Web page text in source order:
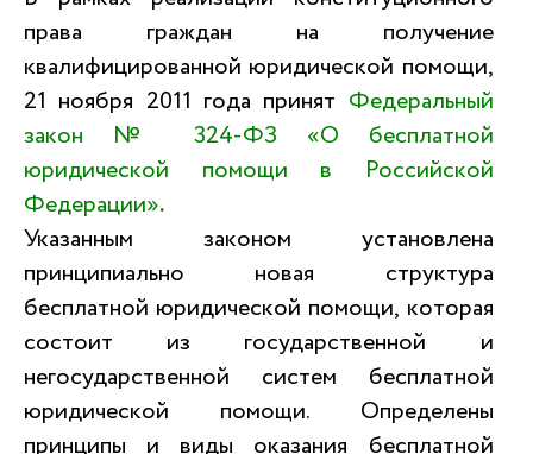
права граждан на получение
квалифицированной юридической помощи,
21 ноября 2011 года принят Федеральный
закон № 324-ФЗ «О бесплатной
юридической помощи в Российской
Федерации».
Указанным законом установлена
принципиально новая структура
бесплатной юридической помощи, которая
состоит из государственной и
негосударственной систем бесплатной
юридической помощи. Определены
принципы и виды оказания бесплатной